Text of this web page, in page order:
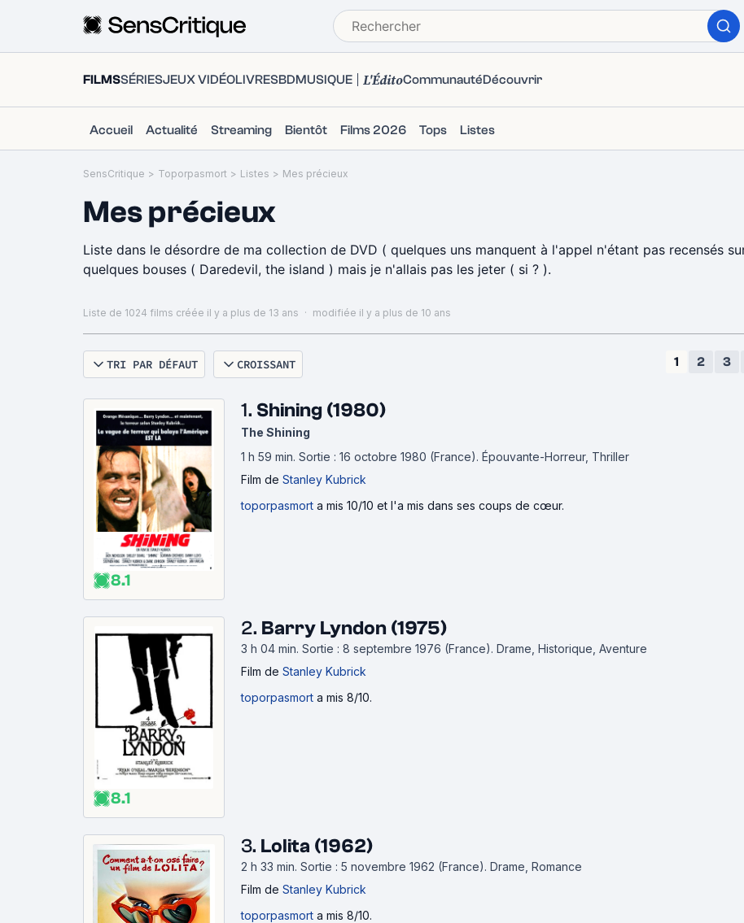
FILMSSÉRIESJEUX VIDÉOLIVRESBDMUSIQUE L'ÉditoCommunautéDécouvrir
Accueil Actualité Streaming Bientôt Films 2026 Tops Listes
SensCritique > Toporpasmort > Listes > Mes précieux
Mes précieux
Liste dans le désordre de ma collection de DVD ( quelques uns manquent à l'appel n'étant pas recensés
quelques bouses ( Daredevil, the island ) mais je n'allais pas les jeter ( si ? ).
Liste de 1024 films créée il y a plus de 13 ans · modifiée il y a plus de 10 ans
TRI PAR DÉFAUT CROISSANT 1 2 3
8.1
1. Shining (1980)
The Shining
1 h 59 min. Sortie : 16 octobre 1980 (France). Épouvante-Horreur, Thriller
Film de Stanley Kubrick
toporpasmort a mis 10/10 et l'a mis dans ses coups de cœur.
8.1
2. Barry Lyndon (1975)
3 h 04 min. Sortie : 8 septembre 1976 (France). Drame, Historique, Aventure
Film de Stanley Kubrick
toporpasmort a mis 8/10.
3. Lolita (1962)
2 h 33 min. Sortie : 5 novembre 1962 (France). Drame, Romance
Film de Stanley Kubrick
toporpasmort a mis 8/10.